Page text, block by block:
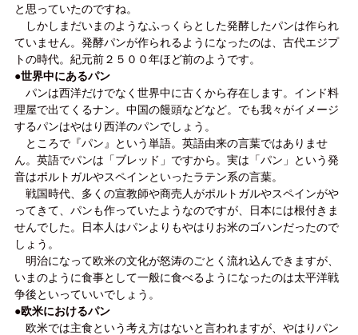
と思っていたのですね。
しかしまだいまのようなふっくらとした発酵したパンは作られ
ていません。発酵パンが作られるようになったのは、古代エジプ
トの時代。紀元前２５００年ほど前のようです。
●世界中にあるパン
パンは西洋だけでなく世界中に古くから存在します。インド料
理屋で出てくるナン。中国の饅頭などなど。でも我々がイメージ
するパンはやはり西洋のパンでしょう。
ところで『パン』という単語。英語由来の言葉ではありませ
ん。英語でパンは「ブレッド」ですから。実は「パン」という発
音はポルトガルやスペインといったラテン系の言葉。
戦国時代、多くの宣教師や商売人がポルトガルやスペインがや
ってきて、パンも作っていたようなのですが、日本には根付きま
せんでした。日本人はパンよりもやはりお米のゴハンだったので
しょう。
明治になって欧米の文化が怒涛のごとく流れ込んできますが、
いまのように食事として一般に食べるようになったのは太平洋戦
争後といっていいでしょう。
●欧米におけるパン
欧米では主食という考え方はないと言われますが、やはりパン